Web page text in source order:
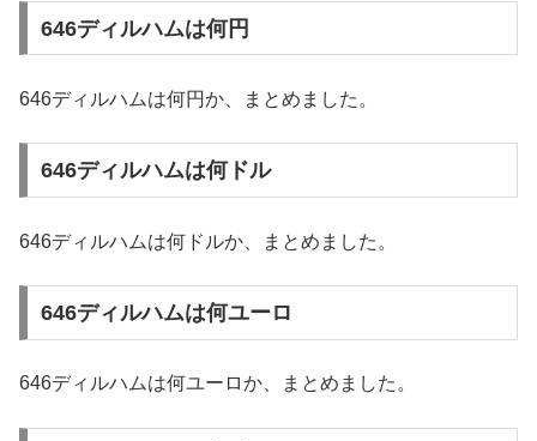
646ディルハムは何円
646ディルハムは何円か、まとめました。
646ディルハムは何ドル
646ディルハムは何ドルか、まとめました。
646ディルハムは何ユーロ
646ディルハムは何ユーロか、まとめました。